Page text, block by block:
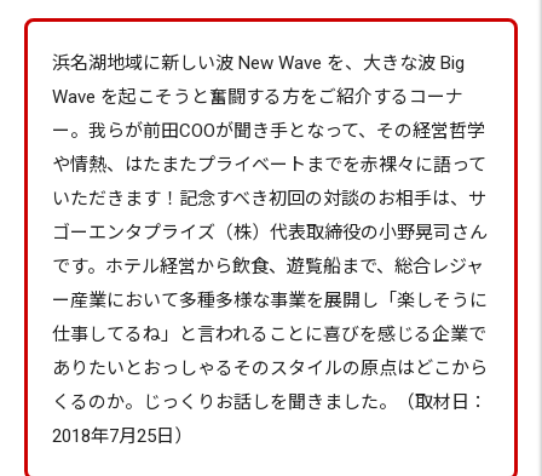
浜名湖地域に新しい波 New Wave を、大きな波 Big
Wave を起こそうと奮闘する方をご紹介するコーナ
ー。我らが前田COOが聞き手となって、その経営哲学
や情熱、はたまたプライベートまでを赤裸々に語って
いただきます！記念すべき初回の対談のお相手は、サ
ゴーエンタプライズ（株）代表取締役の小野晃司さん
です。ホテル経営から飲食、遊覧船まで、総合レジャ
ー産業において多種多様な事業を展開し「楽しそうに
仕事してるね」と言われることに喜びを感じる企業で
ありたいとおっしゃるそのスタイルの原点はどこから
くるのか。じっくりお話しを聞きました。（取材日：
2018年7月25日）